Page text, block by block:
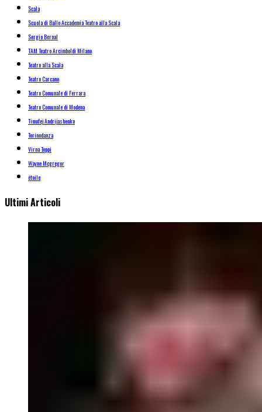
Scala
Scuola di Ballo Accademia Teatro alla Scala
Sergio Bernal
TAM Teatro Arcimboldi Milano
Teatro alla Scala
Teatro Carcano
Teatro Comunale di Ferrara
Teatro Comunale di Modena
Timofej Andrijashenko
Torinodanza
Virna Toppi
Wayne Mcgregor
étoile
Ultimi Articoli